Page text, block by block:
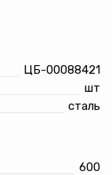
ЦБ-00088421
шт
сталь
600